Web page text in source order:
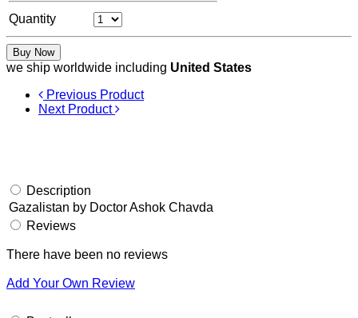
Quantity
Buy Now
we ship worldwide including United States
Previous Product
Next Product
Description
Gazalistan by Doctor Ashok Chavda
Reviews
There have been no reviews
Add Your Own Review